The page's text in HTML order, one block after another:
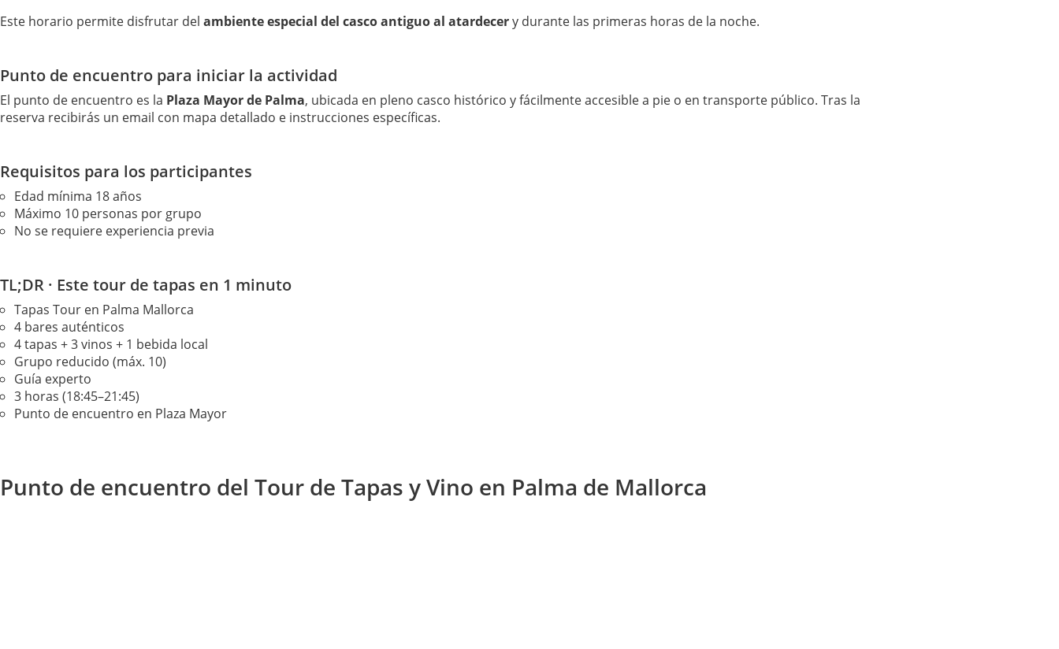
Este horario permite disfrutar del ambiente especial del casco antiguo al atardecery durante las primeras horas de la noche.
Punto de encuentro para iniciar la actividad
El punto de encuentro es la Plaza Mayor de Palma, ubicada en pleno casco histórico y fácilmente accesible a pie o en transporte público. Tras la
reserva recibirás un email con mapa detallado e instrucciones específicas.
Requisitos para los participantes
Edad mínima 18 años
Máximo 10 personas por grupo
No se requiere experiencia previa
TL;DR · Este tour de tapas en 1 minuto
Tapas Tour en Palma Mallorca
4 bares auténticos
4 tapas + 3 vinos + 1 bebida local
Grupo reducido (máx. 10)
Guía experto
3 horas (18:45–21:45)
Punto de encuentro en Plaza Mayor
Punto de encuentro del Tour de Tapas y Vino en Palma de Mallorca